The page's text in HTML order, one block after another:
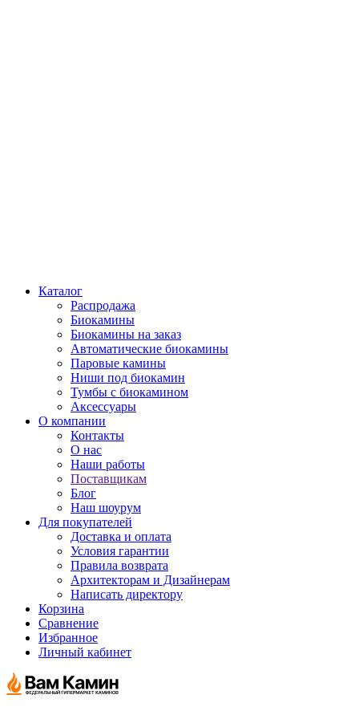
Каталог
Распродажа
Биокамины
Биокамины на заказ
Автоматические биокамины
Паровые камины
Ниши под биокамин
Тумбы с биокамином
Аксессуары
О компании
Контакты
О нас
Наши работы
Поставщикам
Блог
Наш шоурум
Для покупателей
Доставка и оплата
Условия гарантии
Правила возврата
Архитекторам и Дизайнерам
Написать директору
Корзина
Сравнение
Избранное
Личный кабинет